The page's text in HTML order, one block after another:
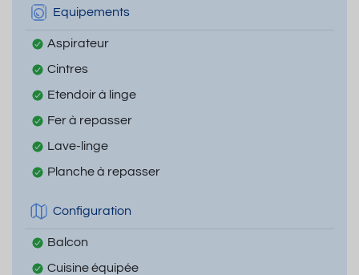
Equipements
Aspirateur
Cintres
Etendoir à linge
Fer à repasser
Lave-linge
Planche à repasser
Configuration
Balcon
Cuisine équipée